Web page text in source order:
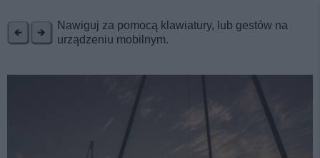
Nawiguj za pomocą klawiatury, lub gestów na
urządzeniu mobilnym.